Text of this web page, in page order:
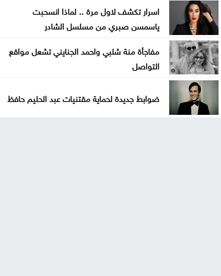
اسرار تكشف لاول مرة .. لماذا انسحبت
ياسمسن صبري من مسلسل الشادر
مفاجأة منة شلبي واحمد الجنايني تشعل مواقع
التواصل
ضوابط جديدة لحماية مقتنيات عبد الحليم حافظ